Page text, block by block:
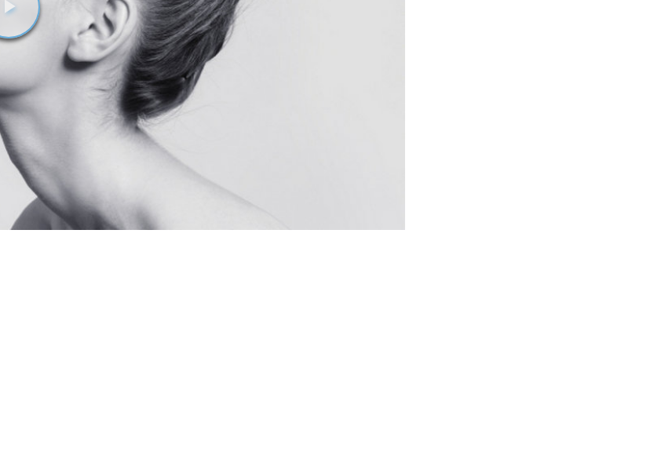
Videoyu
Oynat